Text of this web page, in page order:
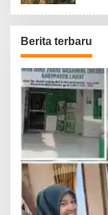
Berita terbaru